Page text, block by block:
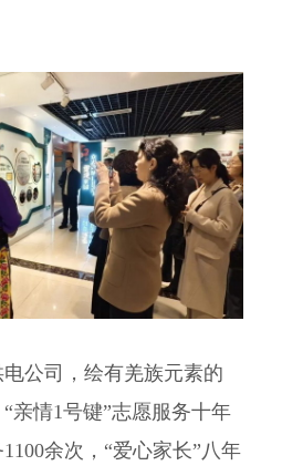
公司，绘有羌族元素的
亲情1号键”志愿服务十年
余次，“爱心家长”八年